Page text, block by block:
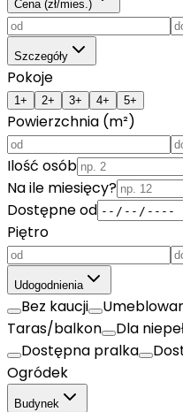
Cena (zł/mies.)
Szczegóły
Pokoje
1+ 2+ 3+ 4+ 5+
Powierzchnia (m²)
Ilość osób
Na ile miesięcy?
Dostępne od
Piętro
Udogodnienia
Bez kaucji
Taras/balkon
Dla
Dostępna pralka
Ogródek
Budynek